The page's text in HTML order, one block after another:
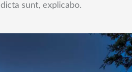
dicta sunt, explicabo.